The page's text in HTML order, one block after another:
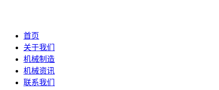
首页
关于我们
机械制造
机械资讯
联系我们